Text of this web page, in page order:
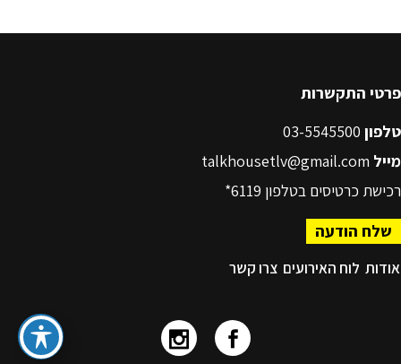
פרטי התקשרות
טלפון
מייל talkhousetlv@gmail.com
רכישת כרטיסים בטלפון 6119*
שלח הודעה
אודות לוח האירועים צרו קשר